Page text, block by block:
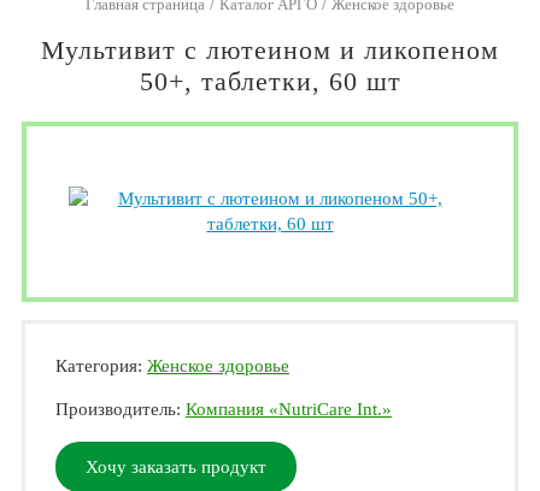
Главная страница Каталог АРГО Женское здоровье
Мультивит с лютеином и ликопеном
50+, таблетки, 60 шт
Категория: Женское здоровье
Производитель: Компания «NutriCare Int.»
Хочу заказать продукт